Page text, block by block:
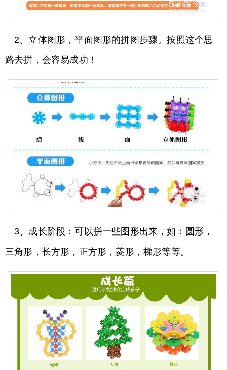
2、立体图形，平面图形的拼图步骤。按照这个思
路去拼，会容易成功！
3、成长阶段：可以拼一些图形出来，如：圆形，
三角形，长方形，正方形，菱形，梯形等等。